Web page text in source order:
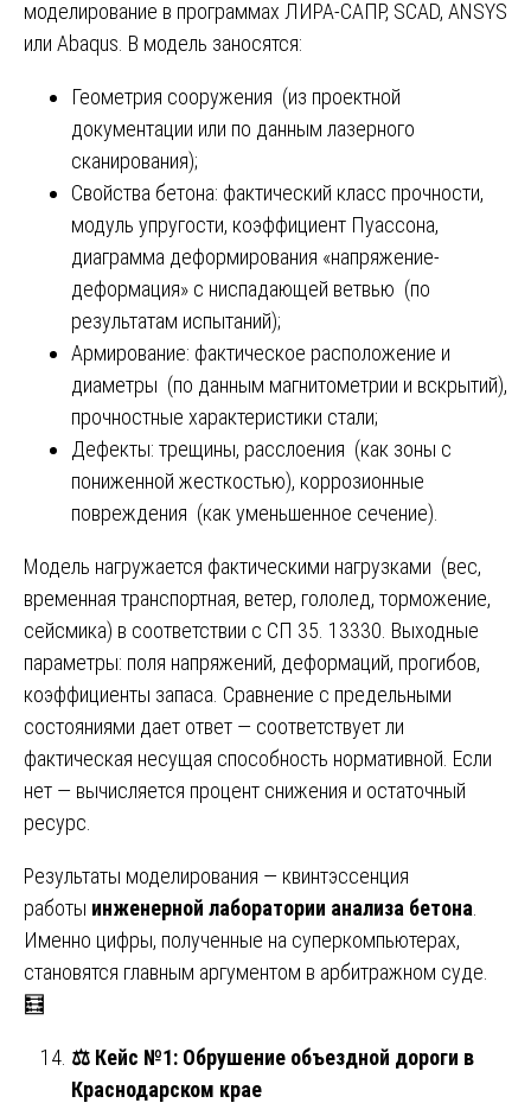
моделирование в программах ЛИРА-САПР, SCAD, ANSYS
или Abaqus. В модель заносятся:
Геометрия сооружения (из проектной
документации или по данным лазерного
сканирования);
Свойства бетона: фактический класс прочности,
модуль упругости, коэффициент Пуассона,
диаграмма деформирования «напряжение-
деформация» с ниспадающей ветвью (по
результатам испытаний);
Армирование: фактическое расположение и
диаметры (по данным магнитометрии и вскрытий),
прочностные характеристики стали;
Дефекты: трещины, расслоения (как зоны с
пониженной жесткостью), коррозионные
повреждения (как уменьшенное сечение).
Модель нагружается фактическими нагрузками (вес,
временная транспортная, ветер, гололед, торможение,
сейсмика) в соответствии с СП 35. 13330. Выходные
параметры: поля напряжений, деформаций, прогибов,
коэффициенты запаса. Сравнение с предельными
состояниями дает ответ — соответствует ли
фактическая несущая способность нормативной. Если
нет — вычисляется процент снижения и остаточный
ресурс.
Результаты моделирования — квинтэссенция
работы инженерной лаборатории анализа бетона
Именно цифры, полученные на суперкомпьютерах,
становятся главным аргументом в арбитражном суде.
🧮
⚖️ Кейс №1: Обрушение объездной дороги в
Краснодарском крае